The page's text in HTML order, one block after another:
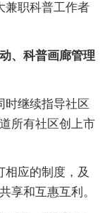
兼职科普工作者
、科普画廊管理
时继续指导社区
所有社区创上市
相应的制度，及
享和互惠互利。